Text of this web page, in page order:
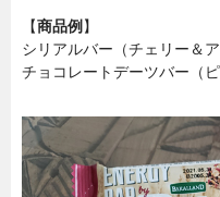
【商品例 】
シリアルバー（チェリー＆
チョコレートデーツバー（